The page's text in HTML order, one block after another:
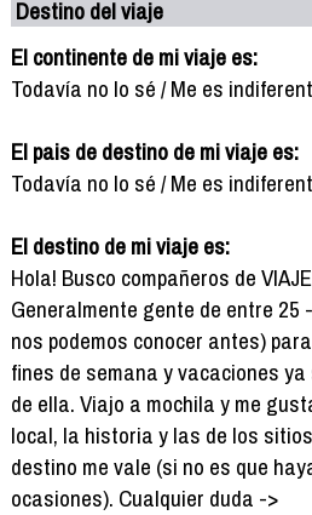
Destino del viaje
El continente de mi viaje es:
Todavía no lo sé / Me es
El pais de destino de mi viaje es:
Todavía no lo sé / Me es
El destino de mi viaje es:
Hola! Busco compañeros de
Generalmente gente de entre 25
nos podemos conocer antes)
fines de semana y vacaciones
de ella. Viajo a mochila y me
local, la historia y las de los
destino me vale (si no es que
ocasiones). Cualquier duda ->